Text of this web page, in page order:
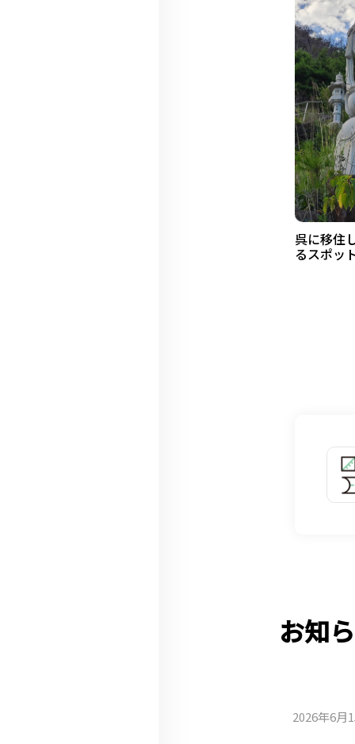
呉に移住
るスポッ
お知
2026年6月